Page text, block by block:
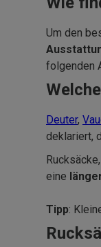
Um den
folgenden
Deuter,
deklariert,
eine
Tipp: